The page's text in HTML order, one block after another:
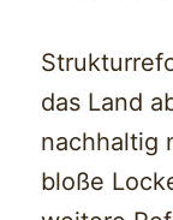
das Land
nachhaltig
bloße